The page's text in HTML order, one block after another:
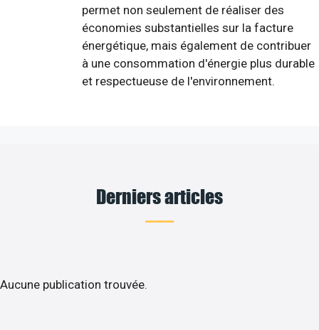
permet non seulement de réaliser des
économies substantielles sur la facture
énergétique, mais également de contribuer
à une consommation d'énergie plus durable
et respectueuse de l'environnement.
Derniers articles
Aucune publication trouvée.